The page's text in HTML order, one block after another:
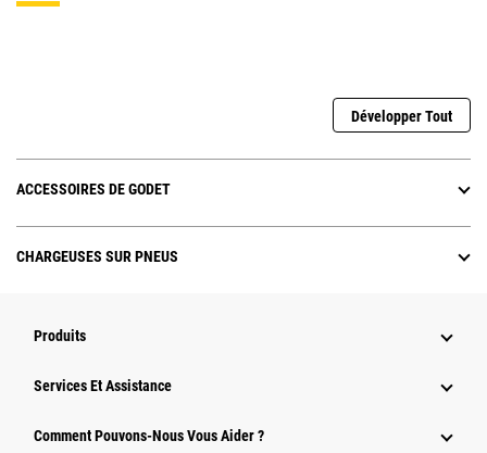
Développer Tout
ACCESSOIRES DE GODET
CHARGEUSES SUR PNEUS
Produits
Services Et Assistance
Comment Pouvons-Nous Vous Aider ?